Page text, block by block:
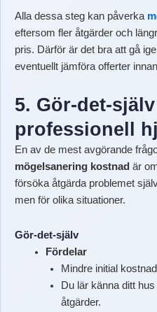
Alla dessa steg kan påverka
eftersom fler åtgärder och
pris. Därför är det bra att gå
eventuellt jämföra offerter
5. Gör-det-
professionell
En av de mest avgörande
mögelsanering kostnad är
försöka åtgärda problemet
men för olika situationer.
Gör-det-själv
Fördelar
Mindre initial
Du lär känna ditt
åtgärder.